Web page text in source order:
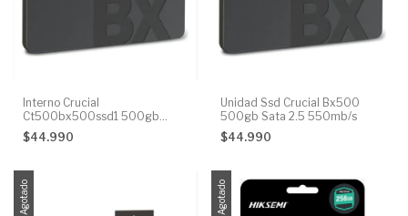
Interno Crucial
Ct500bx500ssd1 500gb
Negro
$44.990
Unidad Ssd Crucial Bx500
500gb Sata 2.5 550mb/s
$44.990
Agotado Agotado